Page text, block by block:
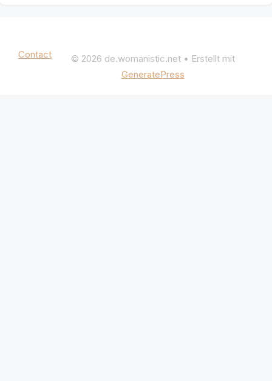
Contact © 2026 de.womanistic.net• Erstellt mit
GeneratePress